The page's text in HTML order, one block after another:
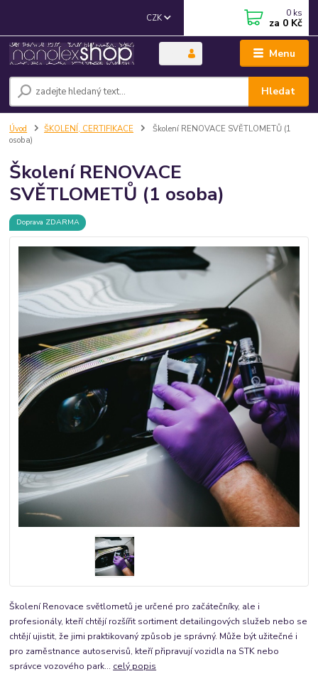
Menu
CZK
Hledat
0 ks
za 0 Kč
Úvod ŠKOLENÍ, CERTIFIKACE
Školení RENOVACE SVĚTLOMETŮ (1
osoba)
Školení RENOVACE
SVĚTLOMETŮ (1 osoba)
Doprava ZDARMA
Školení Renovace světlometů je určené pro začátečníky, ale i
profesionály, kteří chtějí rozšířit sortiment detailingových služeb nebo se
chtějí ujistit, že jimi praktikovaný způsob je správný. Může být užitečné i
pro zaměstnance autoservisů, kteří připravují vozidla na STK nebo
správce vozového park... celý popis